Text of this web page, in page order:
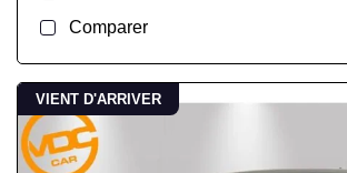
Comparer
VIENT D'ARRIVER